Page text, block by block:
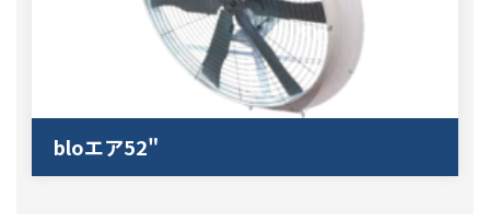
bloエア52"